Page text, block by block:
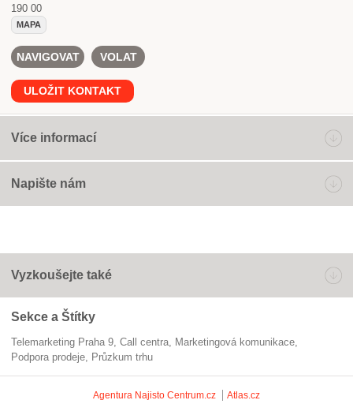
190 00
MAPA
NAVIGOVAT VOLAT
ULOŽIT KONTAKT
Více informací
Napište nám
Vyzkoušejte také
Sekce a Štítky
Telemarketing Praha 9 call centra
marketingová komunikace
podpora prodeje
průzkum trhu
Agentura Najisto Centrum.cz Atlas.cz